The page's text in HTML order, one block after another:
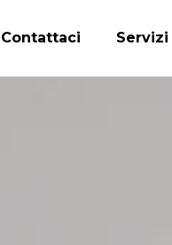
Contattaci Servizi